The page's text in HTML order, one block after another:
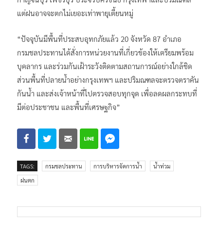
แต่ฝนอาจจะตกไม่เยอะเท่าพายุเตี้ยนหมู่
“ปัจจุบันมีพื้นที่ประสบอุทกภัยแล้ว 20 จังหวัด 87 อำเภอ
กรมชลประทานได้สั่งการหน่วยงานที่เกี่ยวข้องให้เตรียมพร้อม
บุคลากร และร่วมกันเฝ้าระวังติดตามสถานการณ์อย่างใกล้ชิด
ส่วนพื้นที่ปลายน้ำอย่างกรุงเทพฯ และปริมณฑลจะตรวจตราคัน
กันน้ำ และส่งเจ้าหน้าที่ไปตรวจสอบทุกจุด เพื่อลดผลกระทบที่
มีต่อประชาชน และพื้นที่เศรษฐกิจ”
TAGS: กรมชลประทาน การบริหารจัดการน้ำ
น้ำท่วม
ฝนตก